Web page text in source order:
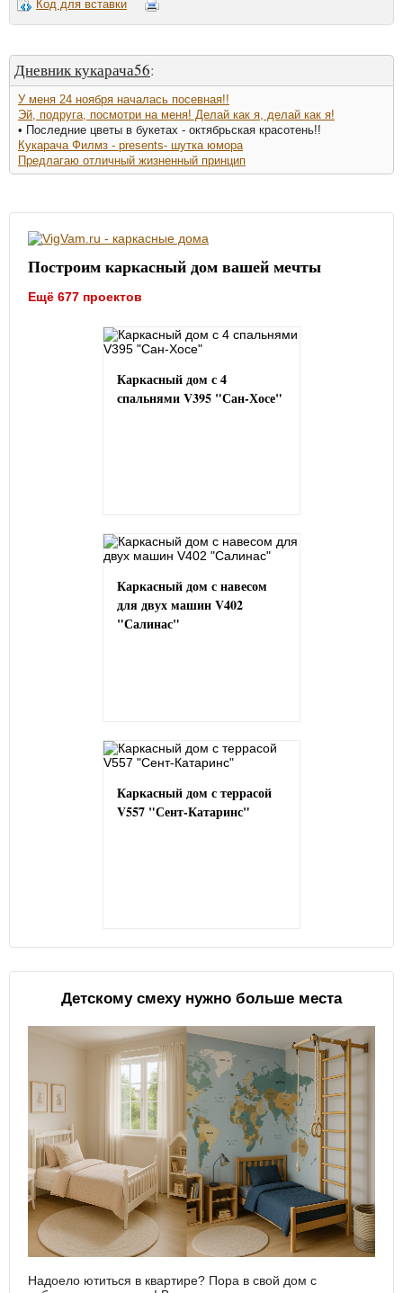
Код для вставки
Дневник кукарача56:
У меня 24 ноября началась посевная!!
Эй, подруга, посмотри на меня! Делай как я, делай как я!
• Последние цветы в букетах - октябрьская красотень!!
Кукарача Филмз - presents- шутка юмора
Предлагаю отличный жизненный принцип
Построим каркасный дом вашей мечты
Ещё 677 проектов
Каркасный дом с 4
спальнями V395 "Сан-Хосе"
Каркасный дом с навесом
для двух машин V402
"Салинас"
Каркасный дом с террасой
V557 "Сент-Катаринс"
Детскому смеху нужно больше места
Надоело ютиться в квартире? Пора в свой дом с